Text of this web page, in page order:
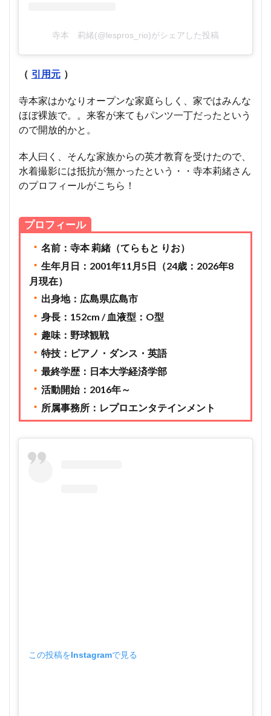
寺本 莉緒(@lespros_rio)がシェアした投稿
（ 引用元 ）
寺本家はかなりオープンな家庭らしく、家ではみんな
ほぼ裸族で。。来客が来てもパンツ一丁だったという
ので開放的かと。
本人曰く、そんな家族からの英才教育を受けたので、
水着撮影には抵抗が無かったという・・寺本莉緒さん
のプロフィールがこちら！
プロフィール
・ 名前：寺本 莉緒（てらもと りお）
・ 生年月日：2001年11月5日（24歳：2026年8
月現在）
・ 出身地：広島県広島市
・ 身長：152cm / 血液型：O型
・ 趣味：野球観戦
・ 特技：ピアノ・ダンス・英語
・ 最終学歴：日本大学経済学部
・ 活動開始：2016年～
・ 所属事務所：レプロエンタテインメント
この投稿をInstagramで見る